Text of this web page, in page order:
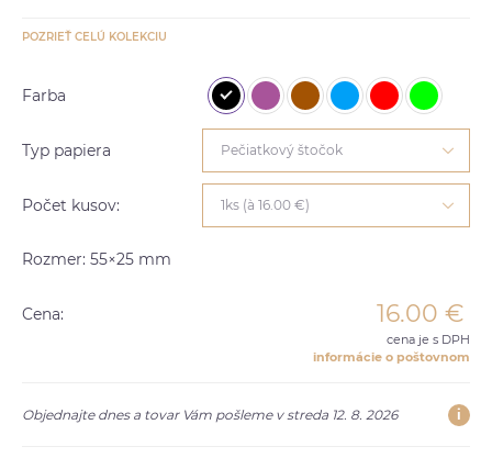
POZRIEŤ CELÚ KOLEKCIU
Farba
Typ papiera Pečiatkový štočok
Počet kusov: 1ks (à 16.00 €)
Rozmer: 55×25 mm
Cena: 16.00 €
cena je s DPH
informácie o poštovnom
Objednajte dnes a tovar Vám pošleme v streda 12. 8. 2026 i